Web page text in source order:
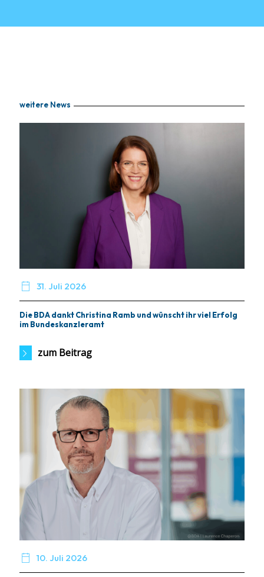
weitere News
 31. Juli 2026
Die BDA dankt Christina Ramb und wünscht ihr viel Erfolg
im Bundeskanzleramt
zum Beitrag
 10. Juli 2026